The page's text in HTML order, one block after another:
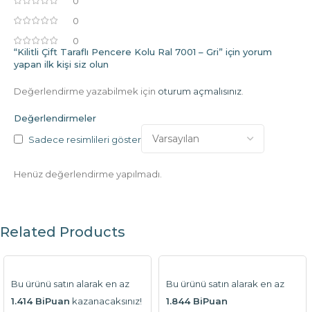
0
0
Değerlendirmeler
Sadece resimlileri göster
Henüz değerlendirme yapılmadı.
“Kilitli Çift Taraflı Pencere Kolu Ral 7001 – Gri” için yorum
yapan ilk kişi siz olun
Değerlendirme yazabilmek için oturum açmalısınız
Related Products
Bu ürünü satın alarak en az
1.414 BiPuan kazanacaksınız!
Bu ürünü satın alarak en az
1.844 BiPuan